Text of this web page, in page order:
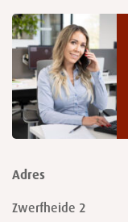
Adres
Zwerfheide 2